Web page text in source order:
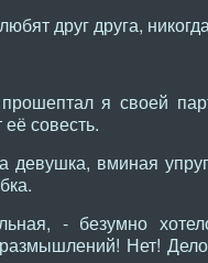
друг друга,
я своей
совесть.
вминая
- безумно
Нет!